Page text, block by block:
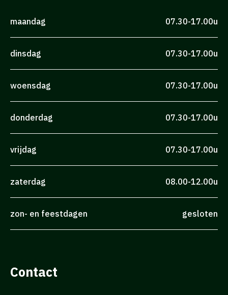
maandag 07.30-17.00u
dinsdag 07.30-17.00u
woensdag 07.30-17.00u
donderdag 07.30-17.00u
vrijdag 07.30-17.00u
zaterdag 08.00-12.00u
zon- en feestdagen gesloten
Contact